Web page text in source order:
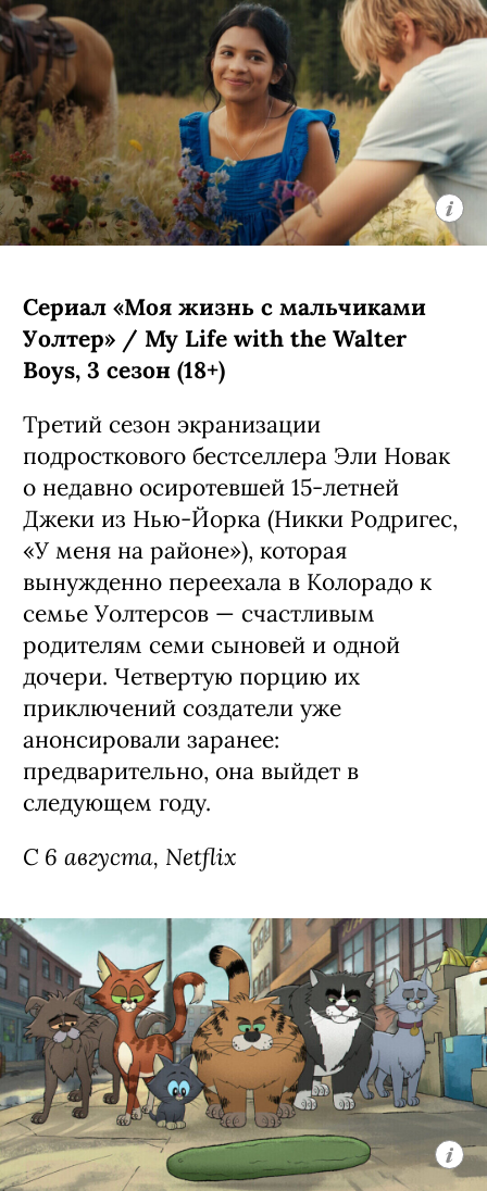
Сериал «Моя жизнь с мальчиками
Уолтер» / My Life with the Walter
Boys, 3 сезон (18+)
подросткового бестселлера Эли Новак
Джеки из Нью-Йорка (Никки Родригес,
«У меня на районе»), которая
вынужденно переехала в Колорадо к
семье Уолтерсов — счастливым
родителям семи сыновей и одной
дочери. Четвертую порцию их
приключений создатели уже
анонсировали заранее:
предварительно, она выйдет в